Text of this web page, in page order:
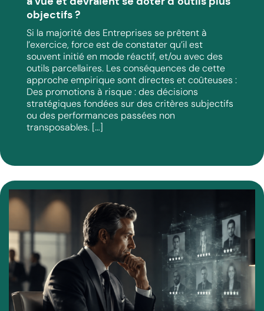
objectifs ?
Si la majorité des Entreprises se prêtent à
l’exercice, force est de constater qu’il est
souvent initié en mode réactif, et/ou avec des
outils parcellaires. Les conséquences de cette
approche empirique sont directes et coûteuses :
Des promotions à risque : des décisions
stratégiques fondées sur des critères subjectifs
ou des performances passées non
transposables. […]